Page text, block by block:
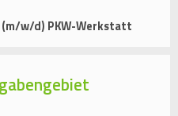
w/d) PKW-Werkstatt